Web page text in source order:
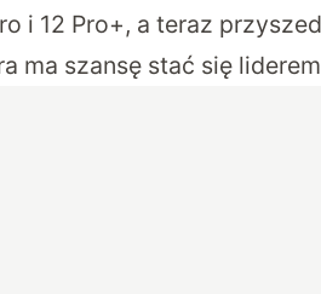
i 12 Pro+, a teraz
ma szansę stać się